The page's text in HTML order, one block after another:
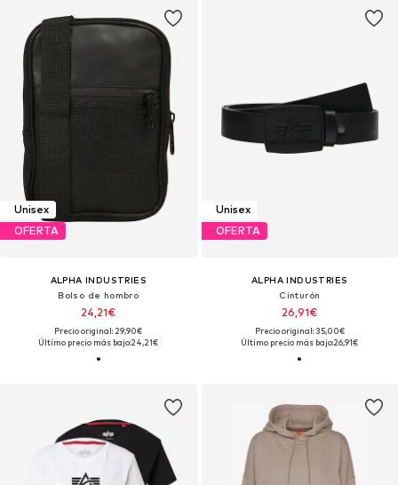
Unisex
OFERTA
ALPHA INDUSTRIES
Bolso de hombro
24,21€
Precio original: 29,90€
Último precio más bajo:24,21€
Unisex
OFERTA
ALPHA INDUSTRIES
Cinturón
26,91€
Precio original: 35,00€
Último precio más bajo:26,91€